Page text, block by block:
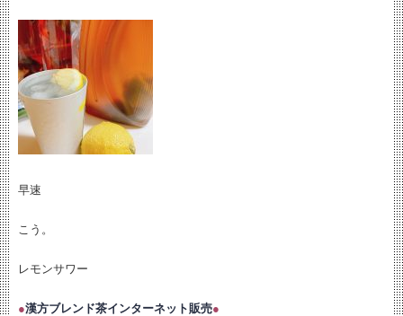
早速
こう。
レモンサワー
●漢方ブレンド茶インターネット販売●